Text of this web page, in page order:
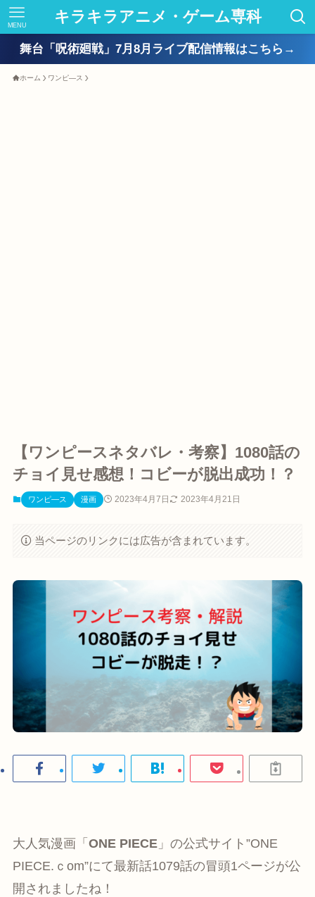
キラキラアニメ・ゲーム専科
MENU
舞台「呪術廻戦」7月8月ライブ配信情報はこちら→
ホーム ワンピ―ス
【ワンピースネタバレ・考察】1080話の
チョイ見せ感想！コビーが脱出成功！？
ワンピ―ス 漫画 2023年4月7日 2023年4月21日
当ページのリンクには広告が含まれています。
大人気漫画「 ONE PIECE」の公式サイト”ONE
PIECE.ｃom”にて最新話1079話の冒頭1ページが公
開されましたね！